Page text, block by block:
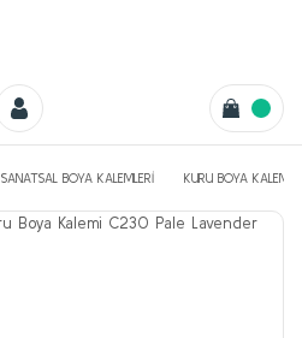
SANATSAL BOYA KALEMLERİ KURU BOYA